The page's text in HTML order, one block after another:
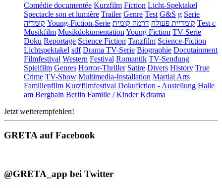
Comédie documentée Kurzfilm Fiction Licht-Spektakel
Spectacle son et lumière Trailer Genre Test G&S g Serie
קומדיה Young-Fiction-Serie קומדיית פעולה דרמה קומית
Test c
Musikfilm Musikdokumentation Young Fiction TV-Serie
Doku Reportage Science Fiction Tanzfilm Science-Fiction
Lichtspektakel sdf Drama TV-Serie Biographie Docutainment
Filmfestival Western Festival Romantik TV-Sendung
Spielfilm Genres Horror-Thriller Satire Divers History True
Crime TV-Show Multimedia-Installation Martial Arts
Familienfilm Kurzfilmfestival Dokufiction - Austellung Halle
am Berghain Berlin Familie / Kinder Kdrama
Jetzt weiterempfehlen!
GRETA auf Facebook
@GRETA_app bei Twitter